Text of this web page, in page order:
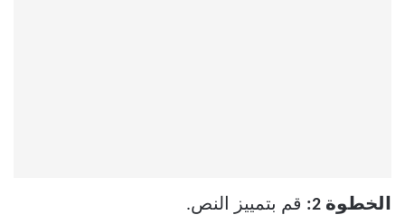
الخطوة 2: قم بتمييز النص.